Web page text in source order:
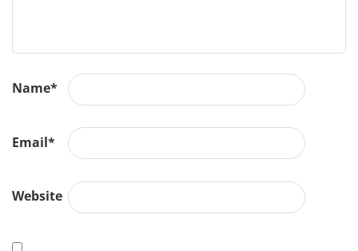
Name*
Email*
Website